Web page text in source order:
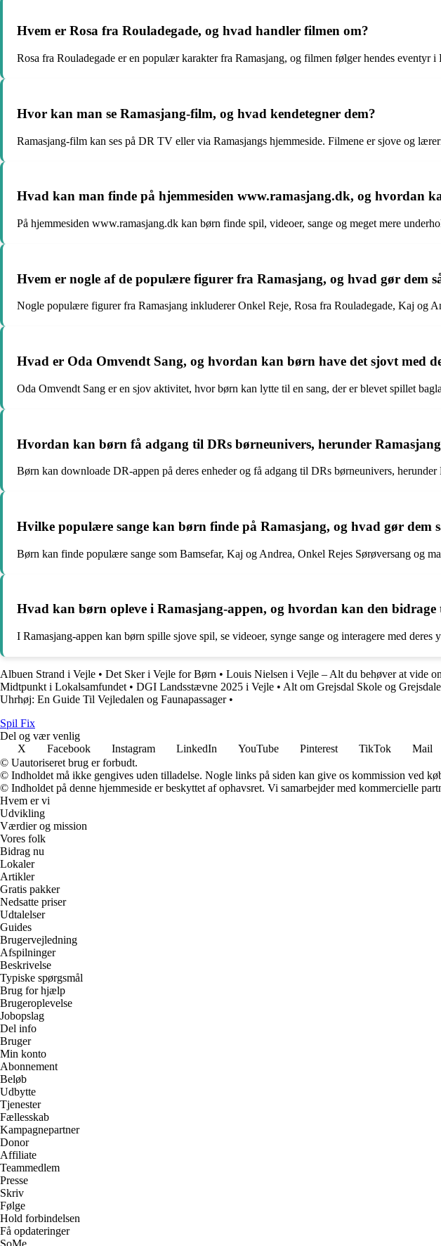
Hvem er Rosa fra Rouladegade, og hvad handler filmen om?
Rosa fra Rouladegade er en populær karakter fra Ramasjang, og filmen følger hendes
Hvor kan man se Ramasjang-film, og hvad kendetegner dem?
Ramasjang-film kan ses på DR TV eller via Ramasjangs hjemmeside. Filmene er sjove og
Hvad kan man finde på hjemmesiden www.ramasjang.dk, og hvordan
På hjemmesiden www.ramasjang.dk kan børn finde spil, videoer, sange og meget mere
Hvem er nogle af de populære figurer fra Ramasjang, og hvad gør dem
Nogle populære figurer fra Ramasjang inkluderer Onkel Reje, Rosa fra Rouladegade, Kaj og
Hvad er Oda Omvendt Sang, og hvordan kan børn have det sjovt med
Oda Omvendt Sang er en sjov aktivitet, hvor børn kan lytte til en sang, der er blevet spillet
Hvordan kan børn få adgang til DRs børneunivers, herunder
Børn kan downloade DR-appen på deres enheder og få adgang til DRs børneunivers,
Hvilke populære sange kan børn finde på Ramasjang, og hvad gør dem
Børn kan finde populære sange som Bamsefar, Kaj og Andrea, Onkel Rejes Sørøversang og
Hvad kan børn opleve i Ramasjang-appen, og hvordan kan den
I Ramasjang-appen kan børn spille sjove spil, se videoer, synge sange og interagere med
Albuen Strand i Vejle • Det Sker i Vejle for Børn • Louis Nielsen i Vejle – Alt du behøver at vide
Midtpunkt i Lokalsamfundet • DGI Landsstævne 2025 i Vejle • Alt om Grejsdal Skole og
Uhrhøj: En Guide Til Vejledalen og Faunapassager•
Spil Fix
Del og vær venlig
X
Facebook Instagram LinkedIn YouTube Pinterest TikTok Mail
© Uautoriseret brug er forbudt.
© Indholdet må ikke gengives uden tilladelse. Nogle links på siden kan give os kommission ved
© Indholdet på denne hjemmeside er beskyttet af ophavsret. Vi samarbejder med kommercielle
Hvem er vi
Udvikling
Værdier og mission
Vores folk
Bidrag nu
Lokaler
Artikler
Gratis pakker
Nedsatte priser
Udtalelser
Guides
Brugervejledning
Afspilninger
Beskrivelse
Typiske spørgsmål
Brug for hjælp
Brugeroplevelse
Jobopslag
Del info
Bruger
Min konto
Abonnement
Beløb
Udbytte
Tjenester
Fællesskab
Kampagnepartner
Donor
Affiliate
Teammedlem
Presse
Skriv
Følge
Hold forbindelsen
Få opdateringer